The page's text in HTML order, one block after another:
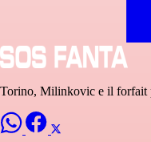
Torino, Milinkovic e il forfait